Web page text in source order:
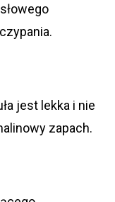
jest lekka i nie
zapach.